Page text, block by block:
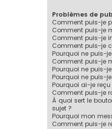
Problèmes de
Comment puis-je
Comment puis-je
Comment puis-je
Comment puis-je
Pourquoi ne puis-
Comment puis-je
Pourquoi ne puis-
Pourquoi ne puis-
Pourquoi ai-je
Comment puis-je
À quoi sert le
sujet ?
Pourquoi mon
Comment puis-je